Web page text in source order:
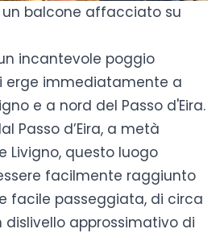
un balcone affacciato su
incantevole poggio
erge immediatamente a
e a nord del Passo d'Eira.
Passo d’Eira, a metà
Livigno, questo luogo
facilmente raggiunto
facile passeggiata, di circa
approssimativo di